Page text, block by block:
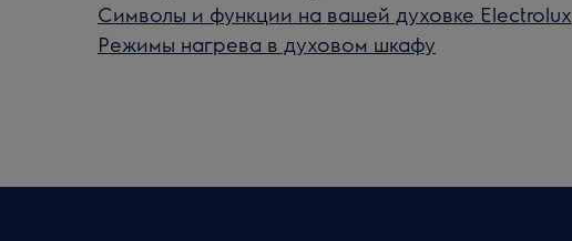
Символы и функции на вашей духовке Electrolux
Режимы нагрева в духовом шкафу